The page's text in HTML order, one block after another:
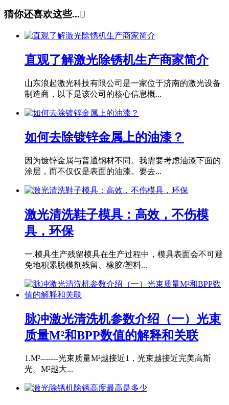
猜你还喜欢这些...
直观了解激光除锈机生产商家简介
山东浪起激光科技有限公司是一家位于济南的激光设备
制造商，以下是该公司的核心信息概...
如何去除镀锌金属上的油漆？
因为镀锌金属与普通钢材不同。我需要考虑油漆下面的
涂层，而不仅仅是表面的油漆。要去...
激光清洗鞋子模具：高效，不伤模
具，环保
一.模具生产残留模具在生产过程中，模具表面会不可避
免地积累脱模剂残留、橡胶/塑料...
脉冲激光清洗机参数介绍（一）光束
质量M²和BPP数值的解释和关联
1.M²-------光束质量M²越接近1，光束越接近完美高斯
光。M²越大...